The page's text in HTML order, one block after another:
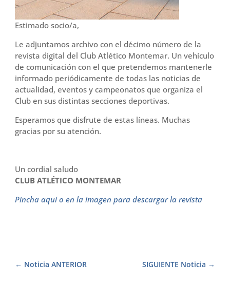
Estimado socio/a,
Le adjuntamos archivo con el décimo número de la
revista digital del Club Atlético Montemar. Un vehículo
de comunicación con el que pretendemos mantenerle
informado periódicamente de todas las noticias de
actualidad, eventos y campeonatos que organiza el
Club en sus distintas secciones deportivas.
Esperamos que disfrute de estas líneas. Muchas
gracias por su atención.
Un cordial saludo
CLUB ATLÉTICO MONTEMAR
Pincha aquí o en la imagen para descargar la revista
SIGUIENTE Noticia
Noticia ANTERIOR